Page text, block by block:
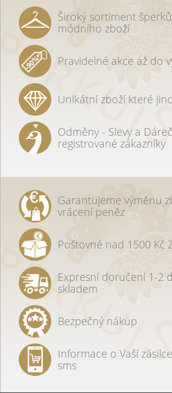
Široký sortiment
módního zboží
Pravidelné akce až do
Unikátní zboží které
Odměny - Slevy a
registrované zákazníky
Garantujeme výměnu
vrácení peněz
Poštovné nad 1500 Kč
Expresní doručení 1-2
skladem
Bezpečný nákup
Informace o Vaší
sms